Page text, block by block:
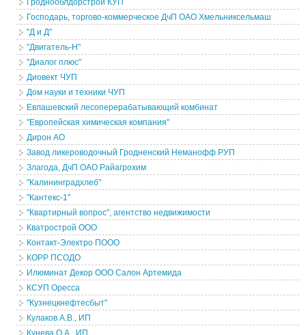
Гроднооблдорстрой КУП
Господарь, торгово-коммерческое ДчП ОАО Хмельниксельмаш
"Д и Д"
"Двигатель-Н"
"Диалог плюс"
Диовект ЧУП
Дом науки и техники ЧУП
Евлашевский лесоперерабатывающий комбинат
"Европейская химическая компания"
Дирон АО
Завод ликероводочный Гродненский Неманофф РУП
Злагода, ДчП ОАО Райагрохим
"Калининградхлеб"
"Кантекс-1"
"Квартирный вопрос", агентство недвижимости
Кватрострой ООО
Контакт-Электро ПООО
КОРР ПСОДО
Илюминат Декор ООО Салон Артемида
КСУП Оресса
"Кузнецкнефтесбыт"
Кулаков А.В., ИП
Кунева О.А., ИП